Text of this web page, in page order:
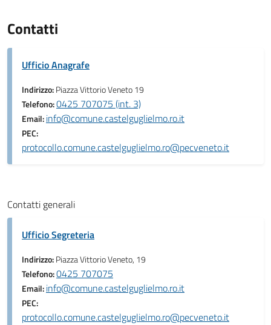
Contatti
Ufficio Anagrafe
Indirizzo:Piazza Vittorio Veneto 19
Telefono:0425 707075 (int. 3)
Email:info@comune.castelguglielmo.ro.it
PEC:
protocollo.comune.castelguglielmo.ro@pecveneto.it
Contatti generali
Ufficio Segreteria
Indirizzo:Piazza Vittorio Veneto, 19
Telefono:0425 707075
Email:info@comune.castelguglielmo.ro.it
PEC:
protocollo.comune.castelguglielmo.ro@pecveneto.it